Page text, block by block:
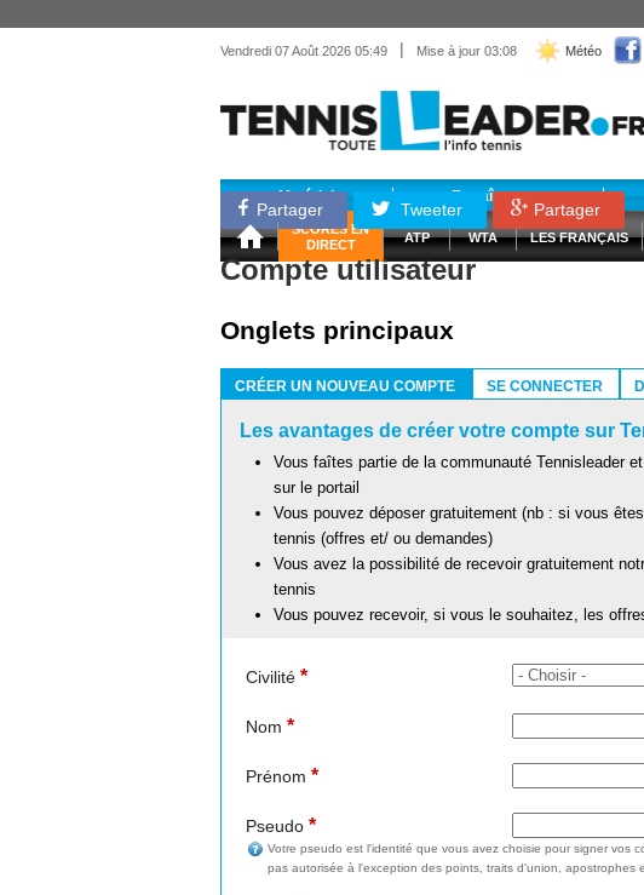
Vendredi 07 Août 2026 05:49 | Mise à jour 03:08 Météo
Matériel Entraînement
SCORES EN
DIRECT
ATP WTA LES FRANÇAIS
Partager Tweeter Partager
Compte utilisateur
Onglets principaux
CRÉER UN NOUVEAU COMPTE
SE CONNECTER
Les avantages de créer votre compte sur
Vous faîtes partie de la communauté Tennisleader
sur le portail
Vous pouvez déposer gratuitement (nb : si vous
tennis (offres et/ ou demandes)
Vous avez la possibilité de recevoir gratuitement
tennis
Vous pouvez recevoir, si vous le souhaitez, les
Civilité *
Nom *
Prénom *
Pseudo *
Votre pseudo est l'identité que vous avez choisie pour signer vos
pas autorisée à l'exception des points, traits d'union, apostrophes